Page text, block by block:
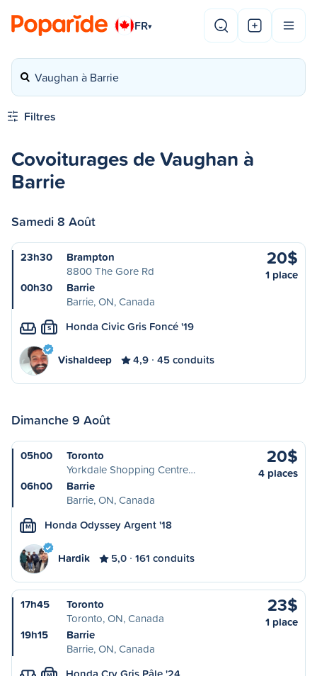
FR▾
Vaughan à Barrie
Filtres
Covoiturages de Vaughan à
Barrie
Samedi 8 Août
23h30
Brampton
8800 The Gore Rd
00h30
Barrie
Barrie, ON, Canada
20$
1 place
S Honda Civic Gris Foncé '19
Vishaldeep 4,9 45 conduits
Dimanche 9 Août
05h00
Toronto
Yorkdale Shopping Centre…
06h00
Barrie
Barrie, ON, Canada
20$
4 places
M Honda Odyssey Argent '18
Hardik 5,0 161 conduits
17h45
Toronto
Toronto, ON, Canada
19h15
Barrie
Barrie, ON, Canada
23$
1 place